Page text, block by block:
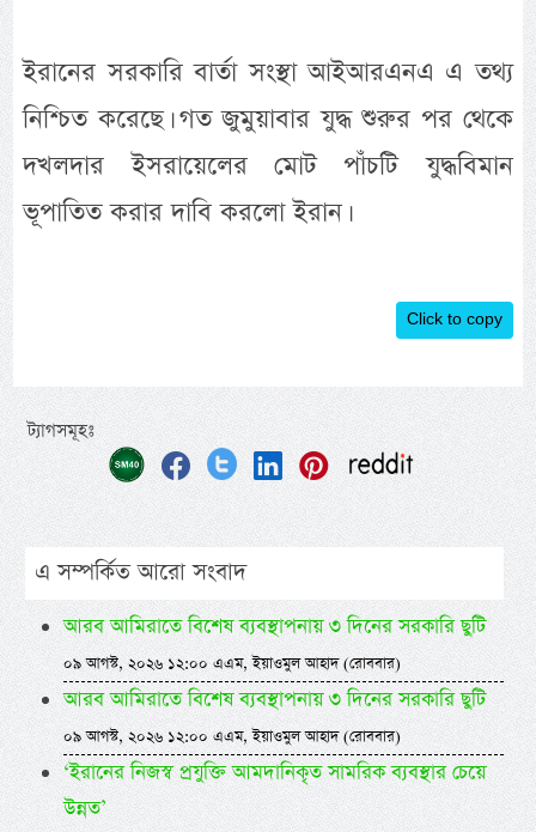
ইরানের সরকারি বার্তা সংস্থা আইআরএনএ এ তথ্য
নিশ্চিত করেছে। গত জুমুয়াবার যুদ্ধ শুরুর পর থেকে
দখলদার ইসরায়েলের মোট পাঁচটি যুদ্ধবিমান
ভূপাতিত করার দাবি করলো ইরান।
Click to copy
ট্যাগসমূহঃ
এ সম্পর্কিত আরো সংবাদ
আরব আমিরাতে বিশেষ ব্যবস্থাপনায় ৩ দিনের সরকারি ছুটি
০৯ আগস্ট, ২০২৬ ১২:০০ এএম, ইয়াওমুল আহাদ (রোববার)
আরব আমিরাতে বিশেষ ব্যবস্থাপনায় ৩ দিনের সরকারি ছুটি
০৯ আগস্ট, ২০২৬ ১২:০০ এএম, ইয়াওমুল আহাদ (রোববার)
‘ইরানের নিজস্ব প্রযুক্তি আমদানিকৃত সামরিক ব্যবস্থার চেয়ে
উন্নত’